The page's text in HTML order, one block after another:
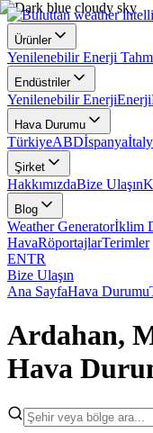
Ürünler
Yenilenebilir Enerji
Endüstriler
Yenilenebilir EnerjiEnerji
Hava Durumu
TürkiyeABDİspanya
Şirket
HakkımızdaBize Ulaşın
Blog
Weather Generatorİklim
HavaRöportajlarTerimler
ENTR
Bize Ulaşın
Ana SayfaHava Durumu
Ardahan,
Hava